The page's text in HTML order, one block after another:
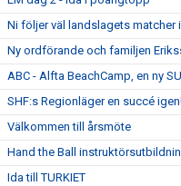
Ni följer väl landslagets matcher
Ny ordförande och familjen
ABC - Alfta BeachCamp, en ny
SHF:s Regionläger en succé
Välkommen till årsmöte
Hand the Ball
Ida till TURKIET